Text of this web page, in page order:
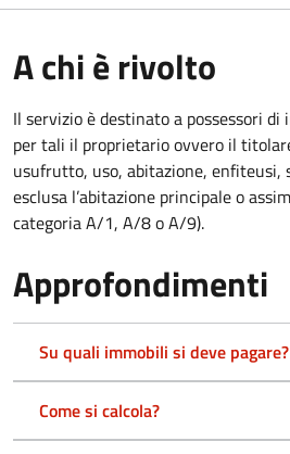
A chi è rivolto
Il servizio è destinato a possessori
per tali il proprietario ovvero il
usufrutto, uso, abitazione, enfiteusi,
esclusa l’abitazione principale o
categoria A/1, A/8 o A/9).
Approfondimenti
Su quali immobili si deve pagare?
Come si calcola?